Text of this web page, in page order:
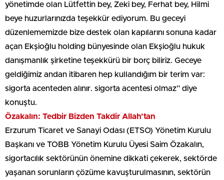
yönetimde olan Lütfettin bey, Zeki bey, Ferhat bey, Hilmi
beye huzurlarınızda teşekkür ediyorum. Bu geceyi
düzenlememizde bize destek olan kapılarını sonuna kadar
açan Ekşioğlu holding bünyesinde olan Ekşioğlu hukuk
danışmanlık şirketine teşekkürü bir borç biliriz. Geceye
geldiğimiz andan itibaren hep kullandığım bir terim var:
sigorta acenteden alınır. sigorta acentesi olmaz” diye
konuştu.
Özakalın: Tedbir Bizden Takdir Allah’tan
Erzurum Ticaret ve Sanayi Odası (ETSO) Yönetim Kurulu
Başkanı ve TOBB Yönetim Kurulu Üyesi Saim Özakalın,
sigortacılık sektörünün önemine dikkati çekerek, sektörde
yaşanan sorunların çözüme kavuşturulmasının, sektörün